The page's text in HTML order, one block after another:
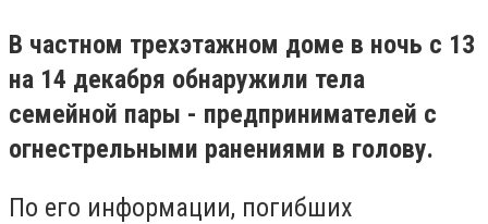
В частном трехэтажном доме в ночь с 13
на 14 декабря обнаружили тела
семейной пары - предпринимателей с
огнестрельными ранениями в голову.
По его информации, погибших